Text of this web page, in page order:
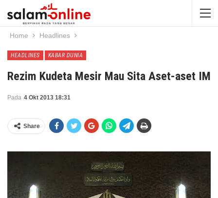
Home Headlines
HEADLINES KABAR DUNIA
Rezim Kudeta Mesir Mau Sita Aset-aset IM
Pada 4 Okt 2013 18:31
Share